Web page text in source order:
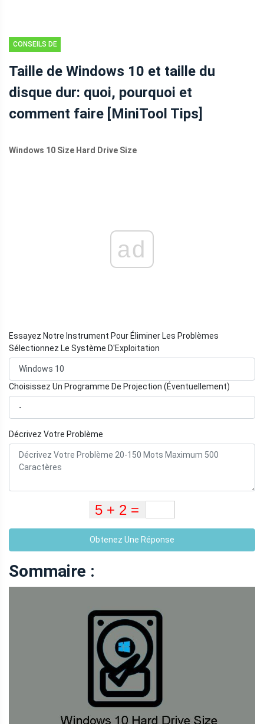
CONSEILS DE
DISQUE
Taille de Windows 10 et taille du
disque dur: quoi, pourquoi et
comment faire [MiniTool Tips]
Windows 10 Size Hard Drive Size
ad
Essayez Notre Instrument Pour Éliminer Les Problèmes
Sélectionnez Le Système D'Exploitation
Choisissez Un Programme De Projection (Éventuellement)
Décrivez Votre Problème
Obtenez Une Réponse
Sommaire :